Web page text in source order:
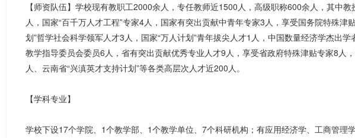
【师资队伍】学校现有教职工2000余人，专任教师近1500人，高级职称600余人，其中
人，国家“百千万人才工程”专家4人，国家有突出贡献中青年专家3人，享受国务院特殊津
划”哲学社会科学领军人才3人，国家“万人计划”青年拔尖人才1人，中国数量经济学杰出
教学指导委员会委员6人，省有突出贡献优秀专业人才9人，享受省政府特殊津贴专家8人
人、云南省“兴滇英才支持计划”等各类高层次人才近200人。
【学科专业】
学校下设17个学院、1个教学部、1个教学单位、7个科研机构；有应用经济学、工商管理